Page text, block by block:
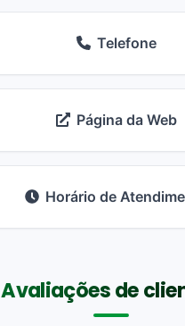
Telefone
Página da Web
Horário de
Avaliações de